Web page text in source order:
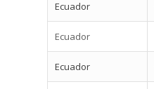
Ecuador
Ecuador
Ecuador